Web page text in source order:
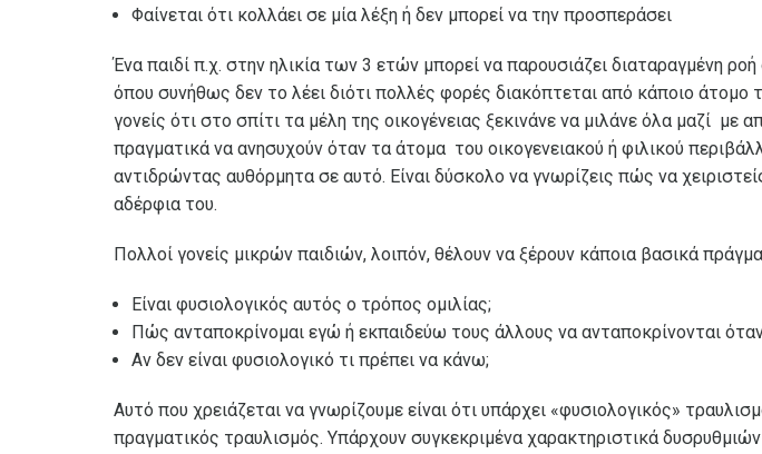
Φαίνεται ότι κολλάει σε μία λέξη ή δεν μπορεί να την προσπεράσει
Ένα παιδί π.χ. στην ηλικία των 3 ετών μπορεί να παρουσιάζει διαταραγμένη
όπου συνήθως δεν το λέει διότι πολλές φορές διακόπτεται από κάποιο άτομο
γονείς ότι στο σπίτι τα μέλη της οικογένειας ξεκινάνε να μιλάνε όλα μαζί
πραγματικά να ανησυχούν όταν τα άτομα του οικογενειακού ή φιλικού
αντιδρώντας αυθόρμητα σε αυτό. Είναι δύσκολο να γνωρίζεις πώς να
αδέρφια του.
Πολλοί γονείς μικρών παιδιών, λοιπόν, θέλουν να ξέρουν κάποια βασικά
Είναι φυσιολογικός αυτός ο τρόπος ομιλίας;
Πώς ανταποκρίνομαι εγώ ή εκπαιδεύω τους άλλους να ανταποκρίνονται
Αν δεν είναι φυσιολογικό τι πρέπει να κάνω;
Αυτό που χρειάζεται να γνωρίζουμε είναι ότι υπάρχει «φυσιολογικός»
πραγματικός τραυλισμός. Υπάρχουν συγκεκριμένα χαρακτηριστικά